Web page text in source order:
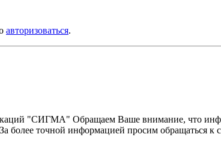
авторизоваться.
"СИГМА" Обращаем Ваше внимание, что
За более точной информацией просим